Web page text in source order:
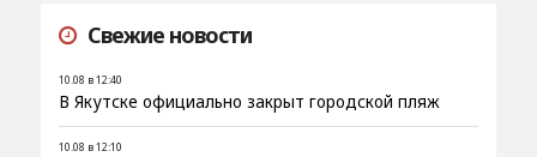
Свежие новости
10.08 в 12:40
В Якутске официально закрыт городской пляж
10.08 в 12:10